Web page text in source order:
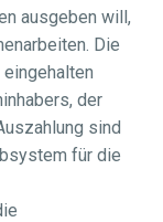
ausgeben will,
Die
der
sind
für die